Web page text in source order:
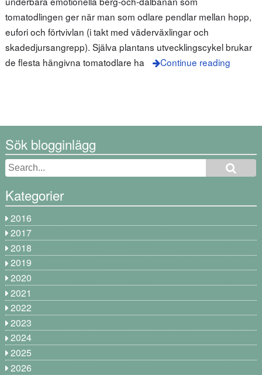
tomatodlingen ger när man som odlare pendlar mellan hopp,
eufori och förtvivlan (i takt med väderväxlingar och
skadedjursangrepp). Själva plantans utvecklingscykel brukar
de flesta hängivna tomatodlare ha
Continue reading
Sök blogginlägg
Kategorier
2016
2017
2018
2019
2020
2021
2022
2023
2024
2025
2026